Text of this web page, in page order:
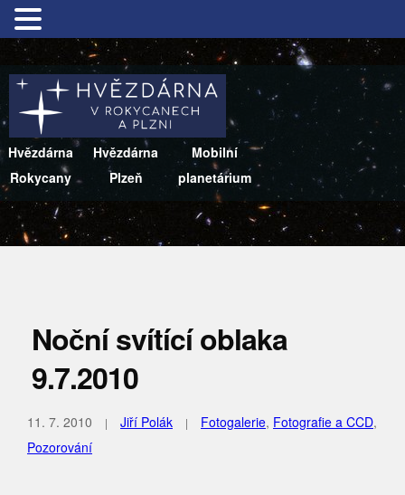
Hvězdárna
Rokycany
Hvězdárna
Plzeň
Mobilní
planetárium
Noční svítící oblaka
9.7.2010
11. 7. 2010 Jiří Polák Fotogalerie, Fotografie a CCD,
Pozorování